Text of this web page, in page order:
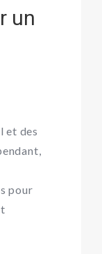
un
et des
pour